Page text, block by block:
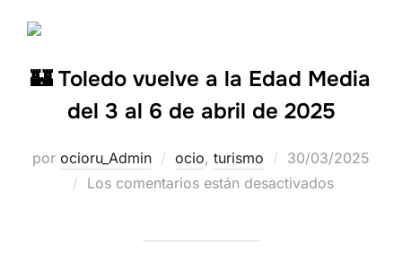
🏰 Toledo vuelve a la Edad Media
del 3 al 6 de abril de 2025
por ocioru_Admin ocio, turismo
30/03/2025
Los comentarios están desactivados